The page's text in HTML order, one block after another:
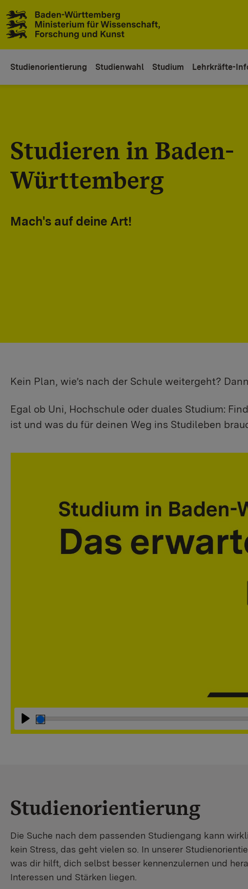
Studienorientierung Studienwahl Studium Lehrkräfte-
Studieren in Baden-
Württemberg
Mach's auf deine Art!
Kein Plan, wie’s nach der Schule weitergeht?
Egal ob Uni, Hochschule oder duales Studium:
ist und was du für deinen Weg ins Studileben
Abspielen
Studienorientierung
Die Suche nach dem passenden Studiengang kann
kein Stress, das geht vielen so. In unserer
was dir hilft, dich selbst besser kennenzulernen und
Interessen und Stärken liegen.